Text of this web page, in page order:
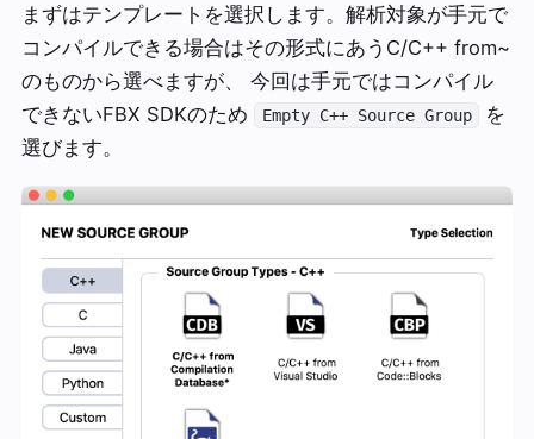
まずはテンプレートを選択します。解析対象が手元で
コンパイルできる場合はその形式にあうC/C++ from~
のものから選べますが、 今回は手元ではコンパイル
できないFBX SDKのため
Empty C++ Source Group
を
選びます。